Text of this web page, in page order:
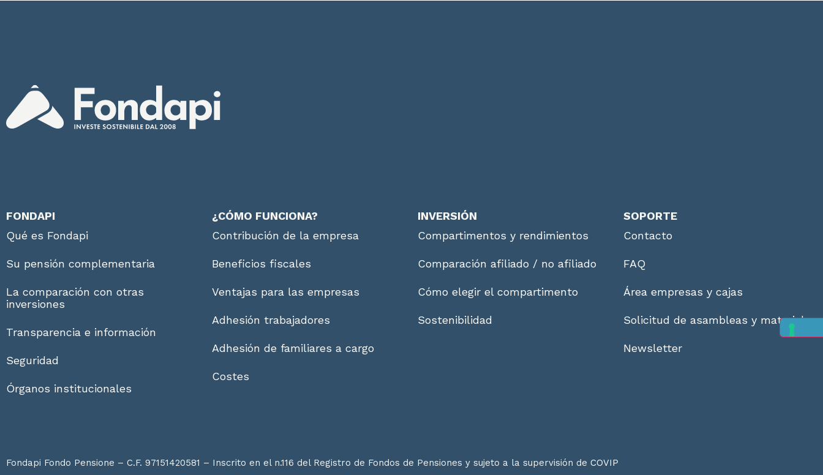
FONDAPI
Qué es Fondapi
Su pensión complementaria
La comparación con otras
inversiones
Transparencia e información
Seguridad
Órganos institucionales
¿CÓMO FUNCIONA?
Contribución de la empresa
Beneficios fiscales
Ventajas para las empresas
Adhesión trabajadores
Adhesión de familiares a cargo
Costes
INVERSIÓN
Compartimentos y rendimientos
Comparación afiliado / no afiliado
Cómo elegir el compartimento
Sostenibilidad
SOPORTE
Contacto
FAQ
Área empresas y cajas
Solicitud de asambleas y material
Newsletter
Fondapi Fondo Pensione – C.F. 97151420581 – Inscrito en el n.116 del Registro de Fondos de Pensiones y sujeto a la supervisión de COVIP